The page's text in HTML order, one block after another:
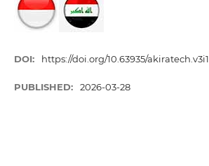
DOI: https://doi.org/10.63935/akiratech.v3i1
PUBLISHED: 2026-03-28